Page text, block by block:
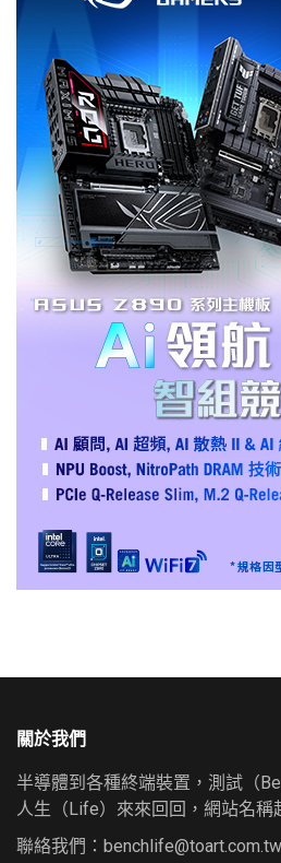
關於我們
半導體到各種終端裝置，測試（
人生（Life）來來回回，網站名稱
聯絡我們： benchlife@toart.com.tw